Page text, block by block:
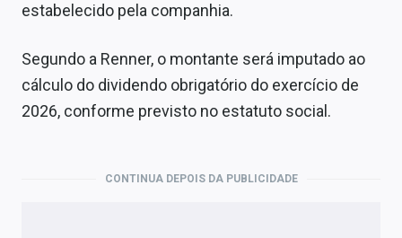
estabelecido pela companhia.
Segundo a Renner, o montante será imputado ao
cálculo do dividendo obrigatório do exercício de
2026, conforme previsto no estatuto social.
CONTINUA DEPOIS DA PUBLICIDADE